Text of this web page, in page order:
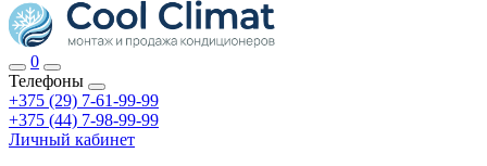
0
Телефоны
+375 (29) 7-61-99-99
+375 (44) 7-98-99-99
Личный кабинет